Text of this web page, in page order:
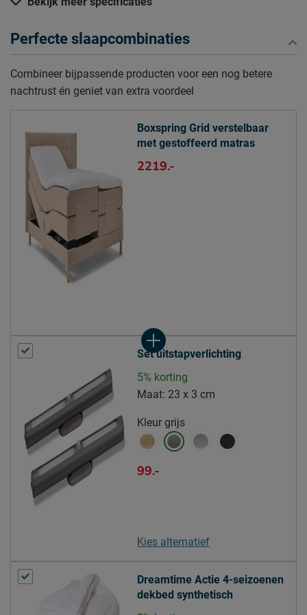
Poothoogte
12 cm
Specificaties boxspring
Kleur
wonder beige
Elektrisch verstelbaar
Materiaal
polyester
Afdeklaag dikte
Aantal slagen per veer
Aantal veren per m2
(circa)
Matras(sen)
Type comfortlaag
polyether SG25
Aantal veren per m2
Aantal slagen veer
matrassen
5.5
Comfortzones -
Matrassen (value)
7 zones
Hardheid Matrassen stevig
Topper
HR-schuim
Materiaal tijk topper
polyester
Tijk topper afritsbaar
Ja
Perfecte slaapcombinaties
Combineer bijpassende producten voor een nog betere
nachtrust én geniet van extra voordeel
Boxspring Grid verstelbaar
met gestoffeerd matras
2219.-
Set uitstapverlichting
5% korting
Maat: 23 x 3 cm
Kleur grijs
99.-
Kies alternatief
Dreamtime Actie 4-seizoenen
dekbed synthetisch